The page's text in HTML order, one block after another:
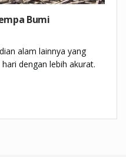
Bumi
alam lainnya yang
dengan lebih akurat.